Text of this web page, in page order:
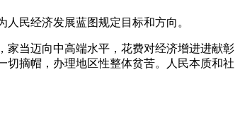
民经济发展蓝图规定目标和方向。
家当迈向中高端水平，花费对经济增进进献彰
摘帽，办理地区性整体贫苦。人民本质和社